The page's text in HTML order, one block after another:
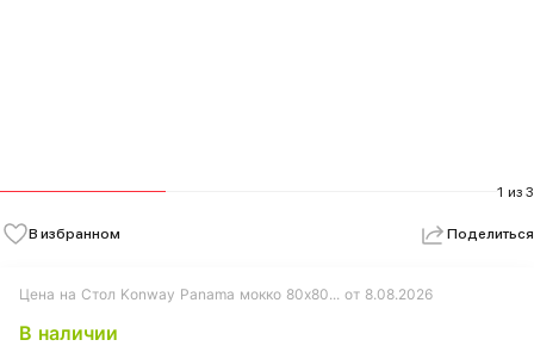
1 из 3
В избранном Поделиться
Цена на Стол Konway Panama мокко 80х80... от 8.08.2026
В наличии